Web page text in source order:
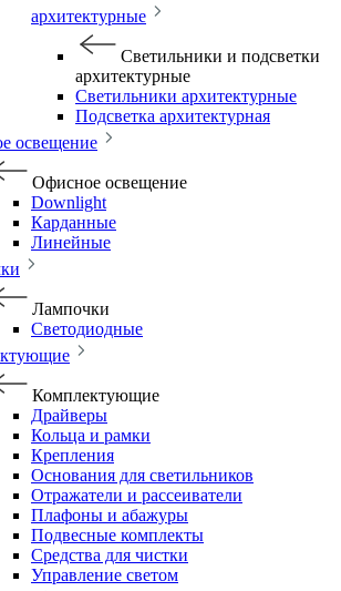
архитектурные
Светильники и подсветки
архитектурные
Светильники архитектурные
Подсветка архитектурная
освещение
Офисное освещение
Downlight
Карданные
Линейные
Лампочки
Светодиодные
Комплектующие
Драйверы
Кольца и рамки
Крепления
Основания для светильников
Отражатели и рассеиватели
Плафоны и абажуры
Подвесные комплекты
Средства для чистки
Управление светом